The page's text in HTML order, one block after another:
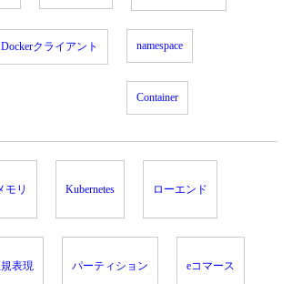
Dockerクライアント namespace
Container
モリ Kubernetes ローエンド
表現 パーティション eコマース